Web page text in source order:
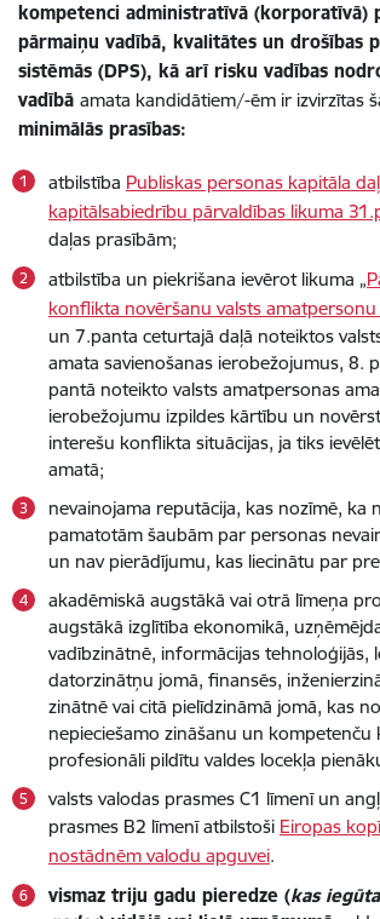
kompetenci administratīvā (korporatīvā)
pārmaiņu vadībā, kvalitātes un drošības
sistēmās (DPS), kā arī risku vadības
vadībā amata kandidātiem/-ēm ir izvirzītas
minimālās prasības:
atbilstība Publiskas personas kapitāla
kapitālsabiedrību pārvaldības likuma
daļas prasībām;
atbilstība un piekrišana ievērot likuma „
konflikta novēršanu valsts
un 7.panta ceturtajā daļā noteiktos
amata savienošanas ierobežojumus, 8.
pantā noteikto valsts amatpersonas
ierobežojumu izpildes kārtību un
interešu konflikta situācijas, ja tiks
amatā;
nevainojama reputācija, kas nozīmē, ka
pamatotām šaubām par personas
un nav pierādījumu, kas liecinātu par
akadēmiskā augstākā vai otrā līmeņa
augstākā izglītība ekonomikā,
vadībzinātnē, informācijas tehnoloģijās,
datorzinātņu jomā, finansēs,
zinātnē vai citā pielīdzināmā jomā, kas
nepieciešamo zināšanu un kompetenču
profesionāli pildītu valdes locekļa
valsts valodas prasmes C1 līmenī un
prasmes B2 līmenī atbilstoši Eiropas
nostādnēm valodu apguvei.
vismaz triju gadu pieredze (kas